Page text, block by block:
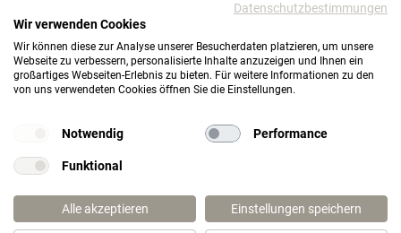
Datenschutz
Impressum
© 2026 Huber Naturstein®
Markt Schwaben bei München
Datenschutzbestimmungen
Wir verwenden Cookies
Wir können diese zur Analyse unserer Besucherdaten platzieren, um unsere
Webseite zu verbessern, personalisierte Inhalte anzuzeigen und Ihnen ein
großartiges Webseiten-Erlebnis zu bieten. Für weitere Informationen zu den
von uns verwendeten Cookies öffnen Sie die Einstellungen.
Notwendig Performance
Funktional
Alle akzeptieren Einstellungen speichern